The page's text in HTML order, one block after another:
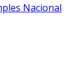
Nacional